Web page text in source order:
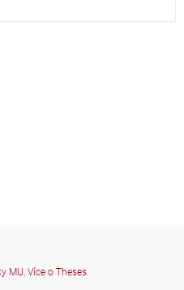
MU, Více o Theses